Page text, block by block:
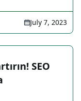
July 7, 2023
SEO